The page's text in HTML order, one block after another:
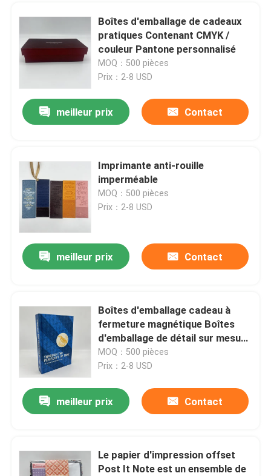
Boîtes d'emballage de cadeaux
pratiques Contenant CMYK /
couleur Pantone personnalisé
MOQ：500 pièces
Prix：2-8 USD
meilleur prix Contact
Imprimante anti-rouille
imperméable
MOQ：500 pièces
Prix：2-8 USD
meilleur prix Contact
Boîtes d'emballage cadeau à
fermeture magnétique Boîtes
d'emballage de détail sur mesure
en carton
MOQ：500 pièces
Prix：2-8 USD
meilleur prix Contact
Le papier d'impression offset
Post It Note est un ensemble de